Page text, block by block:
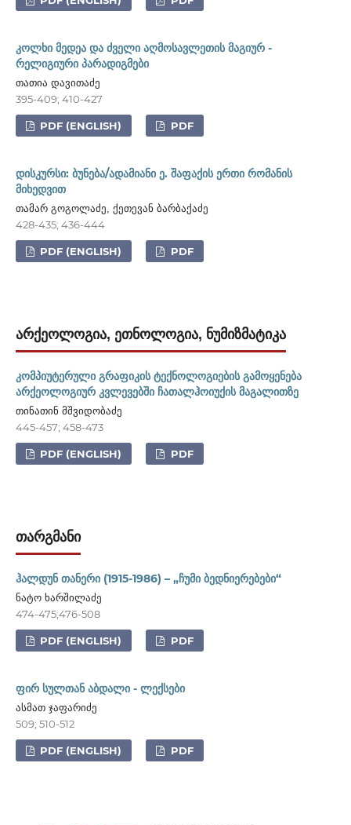
კოლხი მედეა და ძველი აღმოსავლეთის მაგიურ -
რელიგიური პარადიგმები
თათია დავითაძე
395-409; 410-427
PDF (ENGLISH) PDF
დისკურსი: ბუნება/ადამიანი ე. შაფაქის ერთი რომანის
მიხედვით
თამარ გოგოლაძე, ქეთევან ბარბაქაძე
428-435; 436-444
PDF (ENGLISH) PDF
ᲐᲠᲥᲔᲝᲚᲝᲒᲘᲐ, ᲔᲗᲜᲝᲚᲝᲒᲘᲐ, ᲜᲣᲛᲘᲖᲛᲐᲢᲘᲙᲐ
კომპიუტერული გრაფიკის ტექნოლოგიების გამოყენება
არქეოლოგიურ კვლევებში ჩათალჰოიუქის მაგალითზე
თინათინ მშვიდობაძე
445-457; 458-473
PDF (ENGLISH) PDF
ᲗᲐᲠᲒᲛᲐᲜᲘ
ჰალდუნ თანერი (1915-1986) – „ჩუმი ბედნიერებები“
ნატო ხარშილაძე
474-475;476-508
PDF (ENGLISH) PDF
ფირ სულთან აბდალი - ლექსები
ასმათ ჯაფარიძე
509; 510-512
PDF (ENGLISH) PDF